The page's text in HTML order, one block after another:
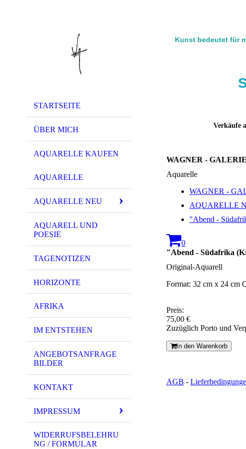
STARTSEITE
ÜBER MICH
AQUARELLE KAUFEN
AQUARELLE
AQUARELLE NEU
AQUARELL UND
POESIE
TAGENOTIZEN
HORIZONTE
AFRIKA
IM ENTSTEHEN
ANGEBOTSANFRAGE
BILDER
KONTAKT
IMPRESSUM
WIDERRUFSBELEHRU
NG / FORMULAR
Kunst bedeutet für
Verkäufe
WAGNER - GALERIE
Aquarelle
WAGNER -
AQUARELLE
"Abend -
0
"Abend - Südafrika
Original-Aquarell
Format: 32 cm x 24 cm
Preis:
75,00 €
Zuzüglich Porto und
In den Warenkorb
AGB -